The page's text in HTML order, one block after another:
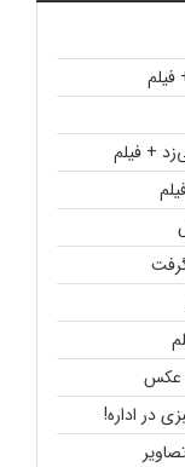
فیلم
+ فیلم
عکس
در اداره!